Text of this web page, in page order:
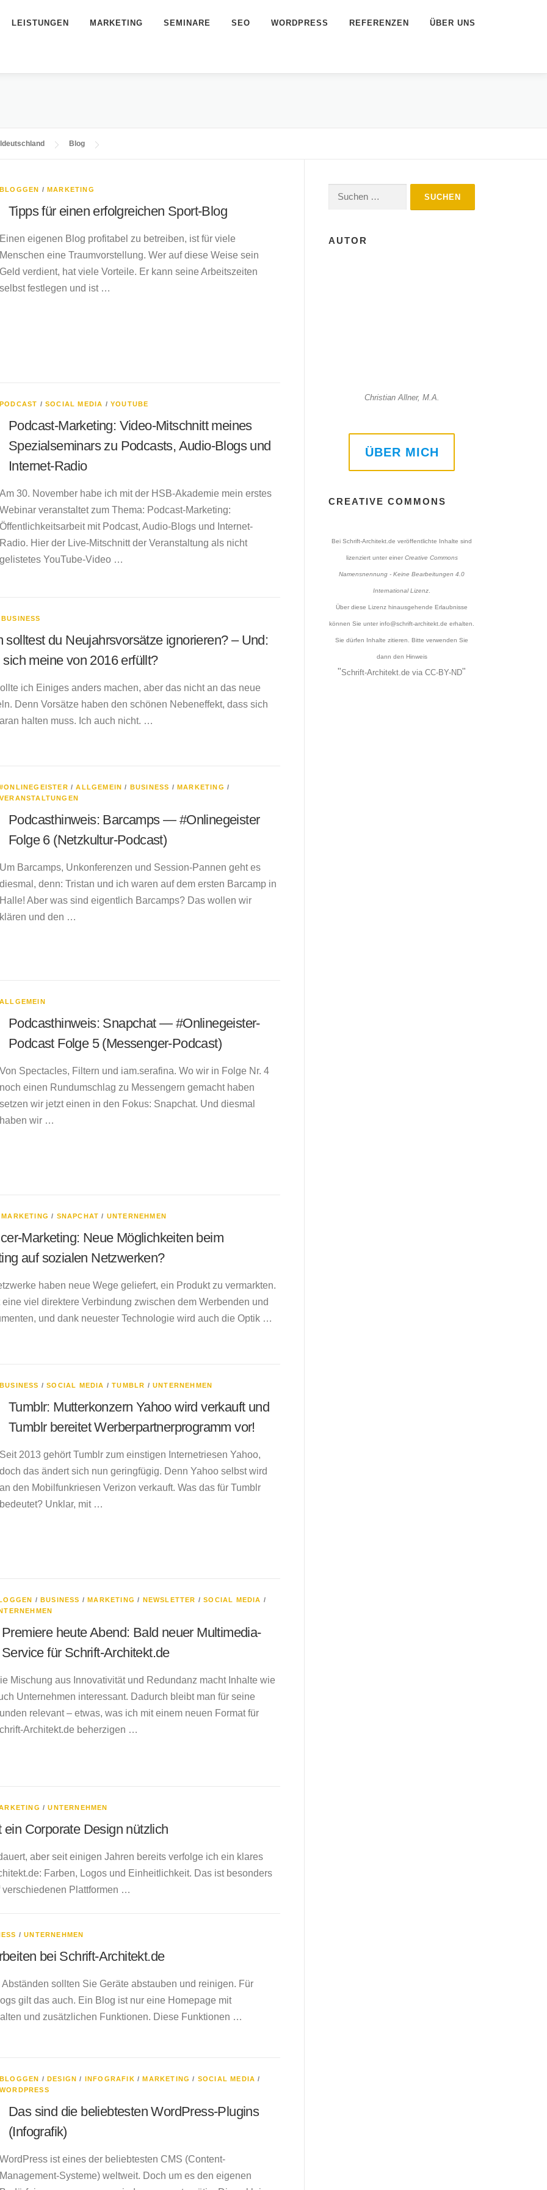
LEISTUNGEN MARKETING SEMINARE SEO WORDPRESS REFERENZEN ÜBER UNS
Blog
BLOGGEN /MARKETING
Tipps für einen erfolgreichen Sport-Blog
Einen eigenen Blog profitabel zu betreiben, ist für viele
Menschen eine Traumvorstellung. Wer auf diese Weise sein
Geld verdient, hat viele Vorteile. Er kann seine Arbeitszeiten
selbst festlegen und ist …
PODCAST /SOCIAL MEDIA /YOUTUBE
Podcast-Marketing: Video-Mitschnitt meines
Spezialseminars zu Podcasts, Audio-Blogs und
Internet-Radio
Am 30. November habe ich mit der HSB-Akademie mein erstes
Webinar veranstaltet zum Thema: Podcast-Marketing:
Öffentlichkeitsarbeit mit Podcast, Audio-Blogs und Internet-
Radio. Hier der Live-Mitschnitt der Veranstaltung als nicht
gelistetes YouTube-Video …
BUSINESS
solltest du Neujahrsvorsätze ignorieren? – Und:
meine von 2016 erfüllt?
ich Einiges anders machen, aber das nicht an das neue
Denn Vorsätze haben den schönen Nebeneffekt, dass sich
halten muss. Ich auch nicht. …
#ONLINEGEISTER /ALLGEMEIN / BUSINESS /MARKETING /
VERANSTALTUNGEN
Podcasthinweis: Barcamps — #Onlinegeister
Folge 6 (Netzkultur-Podcast)
Um Barcamps, Unkonferenzen und Session-Pannen geht es
diesmal, denn: Tristan und ich waren auf dem ersten Barcamp in
Halle! Aber was sind eigentlich Barcamps? Das wollen wir
klären und den …
ALLGEMEIN
Podcasthinweis: Snapchat — #Onlinegeister-
Podcast Folge 5 (Messenger-Podcast)
Von Spectacles, Filtern und iam.serafina. Wo wir in Folge Nr. 4
noch einen Rundumschlag zu Messengern gemacht haben
setzen wir jetzt einen in den Fokus: Snapchat. Und diesmal
haben wir …
MARKETING / SNAPCHAT / UNTERNEHMEN
Marketing: Neue Möglichkeiten beim
auf sozialen Netzwerken?
haben neue Wege geliefert, ein Produkt zu vermarkten.
eine viel direktere Verbindung zwischen dem Werbenden und
und dank neuester Technologie wird auch die Optik …
BUSINESS /SOCIAL MEDIA /TUMBLR /UNTERNEHMEN
Tumblr: Mutterkonzern Yahoo wird verkauft und
Tumblr bereitet Werberpartnerprogramm vor!
Seit 2013 gehört Tumblr zum einstigen Internetriesen Yahoo,
doch das ändert sich nun geringfügig. Denn Yahoo selbst wird
an den Mobilfunkriesen Verizon verkauft. Was das für Tumblr
bedeutet? Unklar, mit …
/BUSINESS /MARKETING / NEWSLETTER /SOCIAL MEDIA /
Premiere heute Abend: Bald neuer Multimedia-
Service für Schrift-Architekt.de
Mischung aus Innovativität und Redundanz macht Inhalte wie
Unternehmen interessant. Dadurch bleibt man für seine
relevant – etwas, was ich mit einem neuen Format für
Architekt.de beherzigen …
/UNTERNEHMEN
ein Corporate Design nützlich
aber seit einigen Jahren bereits verfolge ich ein klares
Farben, Logos und Einheitlichkeit. Das ist besonders
Plattformen …
/UNTERNEHMEN
bei Schrift-Architekt.de
sollten Sie Geräte abstauben und reinigen. Für
gilt das auch. Ein Blog ist nur eine Homepage mit
und zusätzlichen Funktionen. Diese Funktionen …
BLOGGEN /DESIGN / INFOGRAFIK /MARKETING / SOCIAL MEDIA /
WORDPRESS
Das sind die beliebtesten WordPress-Plugins
(Infografik)
WordPress ist eines der beliebtesten CMS (Content-
Management-Systeme) weltweit. Doch um es den eigenen
Suchen
AUTOR
Christian Allner, M.A.
ÜBER MICH
CREATIVE COMMONS
Bei Schrift-Architekt.de veröffentlichte Inhalte sind
lizenziert unter einer Creative Commons
Namensnennung - Keine Bearbeitungen 4.0
International Lizenz
Über diese Lizenz hinausgehende Erlaubnisse
können Sie unter info@schrift-architekt.de erhalten.
Sie dürfen Inhalte zitieren. Bitte verwenden Sie
dann den Hinweis
"Schrift-Architekt.de via CC-BY-ND"